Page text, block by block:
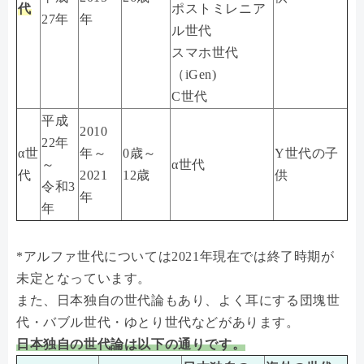
代
27年
年
ポストミレニア
ル世代
スマホ世代
（iGen)
C世代
α世
代
平成
22年
～
令和3
年
2010
年～
2021
年
0歳～
12歳
α世代
Y世代の子
供
*アルファ世代については2021年現在では終了時期が
未定となっています。
また、日本独自の世代論もあり、よく耳にする団塊世
代・バブル世代・ゆとり世代などがあります。
日本独自の世代論は以下の通りです。